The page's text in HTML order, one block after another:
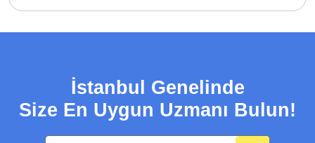
İstanbul Genelinde
Size En Uygun Uzmanı Bulun!